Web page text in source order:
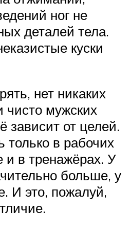
ног не
деталей тела.
куски
нет никаких
чисто мужских
зависит от целей.
только в рабочих
и в тренажёрах. У
больше, у
И это, пожалуй,